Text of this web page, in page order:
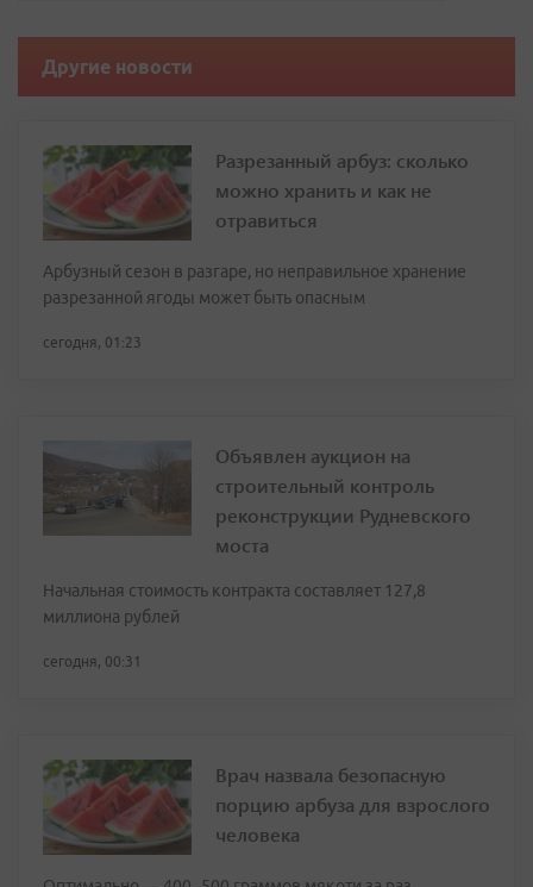
Другие новости
Разрезанный арбуз: сколько
можно хранить и как не
отравиться
Арбузный сезон в разгаре, но неправильное хранение
разрезанной ягоды может быть опасным
сегодня, 01:23
Объявлен аукцион на
строительный контроль
реконструкции Рудневского
моста
Начальная стоимость контракта составляет 127,8
миллиона рублей
сегодня, 00:31
Врач назвала безопасную
порцию арбуза для взрослого
человека